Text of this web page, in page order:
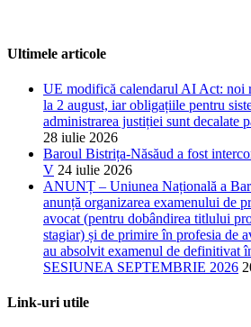
Ultimele articole
UE modifică calendarul AI Act: noi
la 2 august, iar obligațiile pentru
administrarea justiției sunt decalate
28 iulie 2026
Baroul Bistrița-Năsăud a fost
V 24 iulie 2026
ANUNȚ – Uniunea Națională a
anunță organizarea examenului de
avocat (pentru dobândirea titlului
stagiar) și de primire în profesia de
au absolvit examenul de definitivat
SESIUNEA SEPTEMBRIE 2026
Link-uri utile